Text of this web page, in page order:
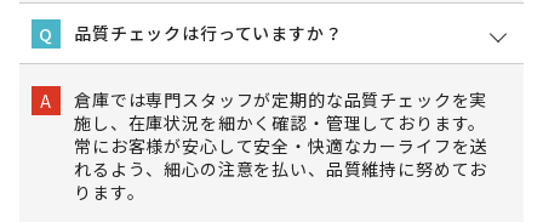
Q 品質チェックは行っていますか？
A
倉庫では専門スタッフが定期的な品質チェックを実
施し、在庫状況を細かく確認・管理しております。
常にお客様が安心して安全・快適なカーライフを送
れるよう、細心の注意を払い、品質維持に努めてお
ります。